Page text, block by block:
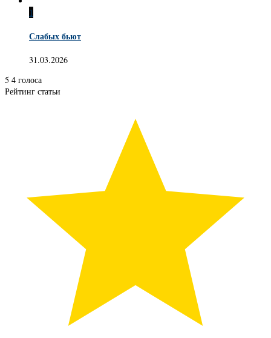
1
Слабых бьют
31.03.2026
5 4 голоса
Рейтинг статьи